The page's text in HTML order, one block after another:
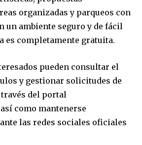
organizadas y parqueos con
un ambiente seguro y de fácil
es completamente gratuita.
pueden consultar el
y gestionar solicitudes de
del portal
como mantenerse
las redes sociales oficiales